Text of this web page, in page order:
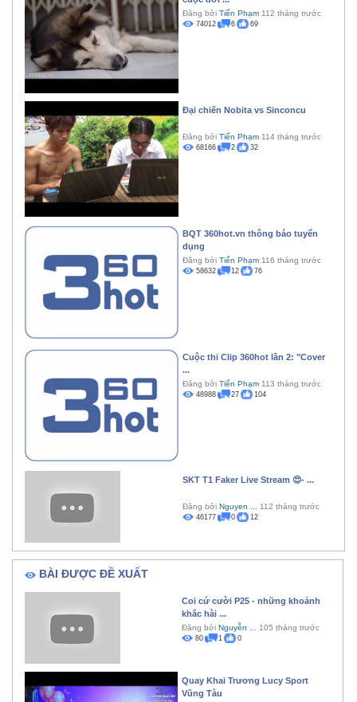
Đăng bởi Tiến Phạm 112 tháng trước
74012 6 69
Đại chiến Nobita vs Sinconcu
Đăng bởi Tiến Phạm 114 tháng trước
68166 2 32
BQT 360hot.vn thông báo tuyển
dụng
Đăng bởi Tiến Phạm 116 tháng trước
58632 12 76
Cuộc thi Clip 360hot lần 2: "Cover
...
Đăng bởi Tiến Phạm 113 tháng trước
48988 27 104
SKT T1 Faker Live Stream 😍- ...
Đăng bởi Nguyen ... 112 tháng trước
46177 0 12
BÀI ĐƯỢC ĐỀ XUẤT
Coi cứ cười P25 - những khoảnh
khắc hài ...
Đăng bởi Nguyễn ... 105 tháng trước
80 1 0
Quay Khai Trương Lucy Sport
Vũng Tàu